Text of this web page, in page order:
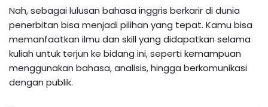
Nah, sebagai lulusan bahasa inggris berkarir di dunia
penerbitan bisa menjadi pilihan yang tepat. Kamu bisa
memanfaatkan ilmu dan skill yang didapatkan selama
kuliah untuk terjun ke bidang ini, seperti kemampuan
menggunakan bahasa, analisis, hingga berkomunikasi
dengan publik.